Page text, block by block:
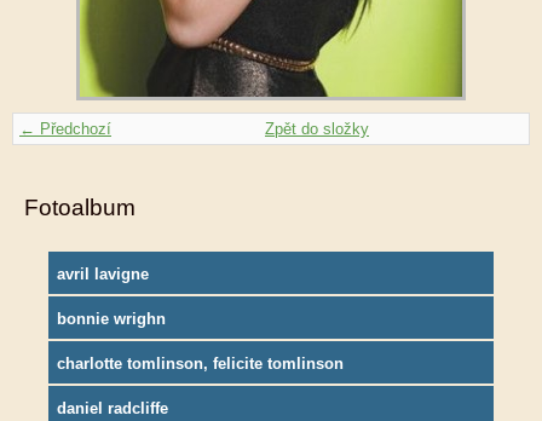
← Předchozí Zpět do složky
Fotoalbum
avril lavigne
bonnie wrighn
charlotte tomlinson, felicite tomlinson
daniel radcliffe